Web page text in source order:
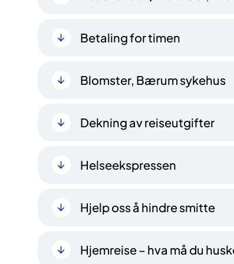
Betaling for timen
Blomster, Bærum sykehus
Dekning av reiseutgifter
Helseekspressen
Hjelp oss å hindre smitte
Hjemreise – hva må du